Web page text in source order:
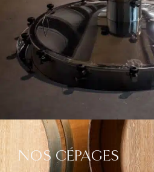
NOS CÉPAGES